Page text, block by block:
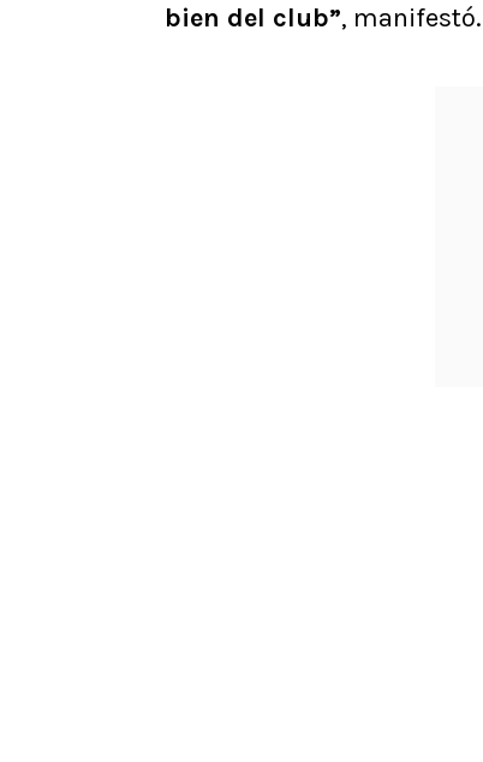
bien del club”, manifestó.